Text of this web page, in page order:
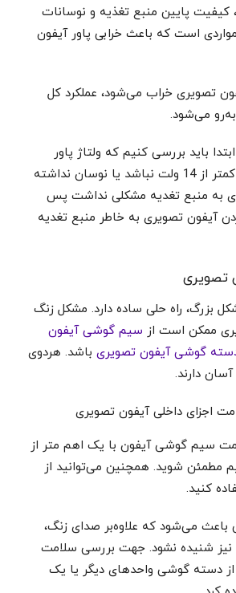
کیفیت پایین منبع تغذیه و نوسانات
است که باعث خرابی پاور آیفون
تصویری خراب می‌شود، عملکرد کل
می‌شود.
باید بررسی کنیم که ولتاژ پاور
دستگاه داخل واحد، کمتر از 14 ولت نباشد یا نوسان نداشته
به منبع تغدیه مشکلی نداشت پس
آیفون تصویری به خاطر منبع تغدیه
تصویری
بزرگ، راه حلی ساده دارد. مشکل زنگ
ممکن است از سیم گوشی آیفون
گوشی آیفون تصویری باشد. هردوی
دارند.
سیم گوشی آیفون با یک اهم متر از
مطمئن شوید. همچنین می‌توانید از
کنید.
باعث می‌شود که علاوه‌بر صدای زنگ،
نیز شنیده نشود. جهت بررسی سلامت
از دسته گوشی واحدهای دیگر یا یک